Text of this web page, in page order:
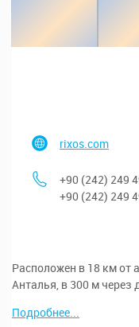
rixos.com
+90 (242) 249
+90 (242) 249
Расположен в 18 км от
Анталья, в 300 м через
Подробнее...